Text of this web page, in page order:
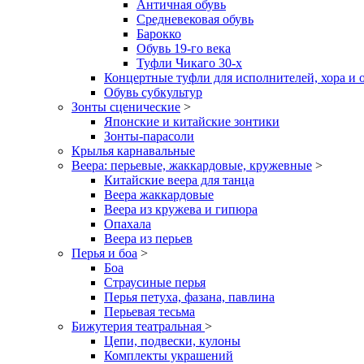
Античная обувь
Средневековая обувь
Барокко
Обувь 19-го века
Туфли Чикаго 30-х
Концертные туфли для исполнителей, хора и
Обувь субкультур
Зонты сценические >
Японские и китайские зонтики
Зонты-парасоли
Крылья карнавальные
Веера: перьевые, жаккардовые, кружевные >
Китайские веера для танца
Веера жаккардовые
Веера из кружева и гипюра
Опахала
Веера из перьев
Перья и боа >
Боа
Страусиные перья
Перья петуха, фазана, павлина
Перьевая тесьма
Бижутерия театральная >
Цепи, подвески, кулоны
Комплекты украшений